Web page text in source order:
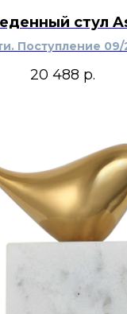
стул
Поступление 09/
20 488 р.